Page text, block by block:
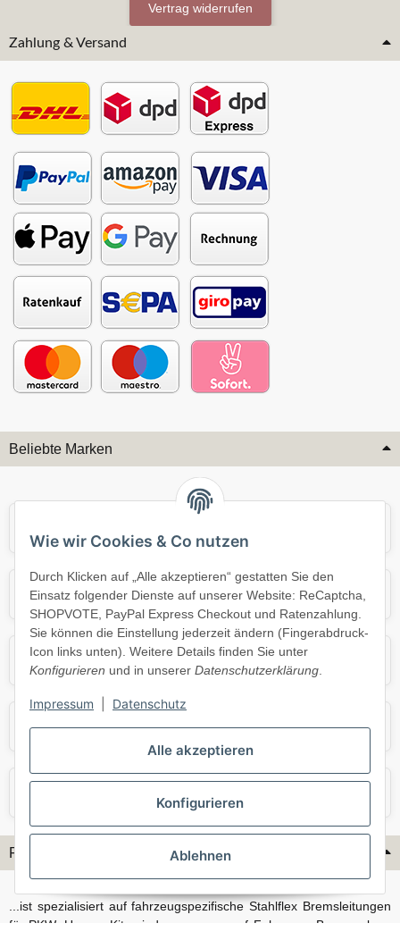
Alle akzeptieren
Konfigurieren
Ablehnen
Wie wir Cookies & Co nutzen
Durch Klicken auf „Alle akzeptieren“ gestatten Sie den
Einsatz folgender Dienste auf unserer Website: ReCaptcha,
SHOPVOTE, PayPal Express Checkout und Ratenzahlung.
Sie können die Einstellung jederzeit ändern (Fingerabdruck-
Icon links unten). Weitere Details finden Sie unter
Konfigurieren und in unserer Datenschutzerklärung.
Impressum Datenschutz
Vertrag widerrufen
Zahlung & Versand
Beliebte Marken
Mercedes Mini
Opel Porsche
Skoda Smart
Flex-Hydraulik...
...ist spezialisiert auf fahrzeugspezifische Stahlflex Bremsleitungen
für PKW. Unsere Kits sind passgenau auf Fahrzeug, Bremsanlage